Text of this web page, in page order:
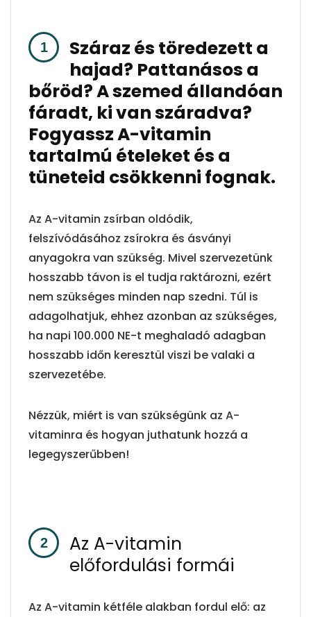
Száraz és töredezett a
hajad? Pattanásos a
bőröd? A szemed állandóan
fáradt, ki van száradva?
Fogyassz A-vitamin
tartalmú ételeket és a
tüneteid csökkenni fognak.
Az A-vitamin zsírban oldódik,
felszívódásához zsírokra és ásványi
anyagokra van szükség. Mivel szervezetünk
hosszabb távon is el tudja raktározni, ezért
nem szükséges minden nap szedni. Túl is
adagolhatjuk, ehhez azonban az szükséges,
ha napi 100.000 NE-t meghaladó adagban
hosszabb időn keresztül viszi be valaki a
szervezetébe.
Nézzük, miért is van szükségünk az A-
vitaminra és hogyan juthatunk hozzá a
legegyszerűbben!
Az A-vitamin
előfordulási formái
Az A-vitamin kétféle alakban fordul elő: az